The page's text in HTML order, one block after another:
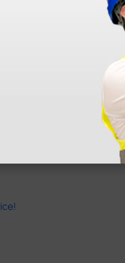
dentro do prazo. Obrigada.